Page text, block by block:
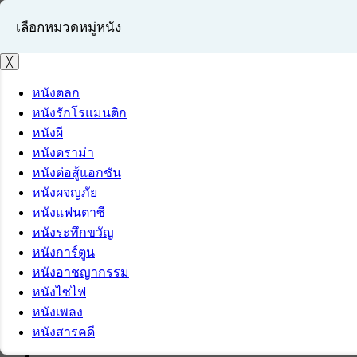
เข้าสู่ระบบ
สมัครสมาชิก
เลือกหมวดหมู่หนัง
╳
หนังตลก
หนังรักโรแมนติก
หนังผี
หนังดราม่า
หนังต่อสู้แอกชัน
หนังผจญภัย
หนังแฟนตาซี
หนังระทึกขวัญ
หนังการ์ตูน
หนังอาชญากรรม
หนังไซไฟ
หนังเพลง
หนังสารคดี